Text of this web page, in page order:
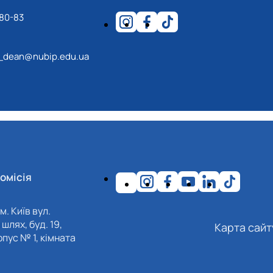
83
Київ вул.
шлях, буд. 19,
№ 1, кімната
Карта